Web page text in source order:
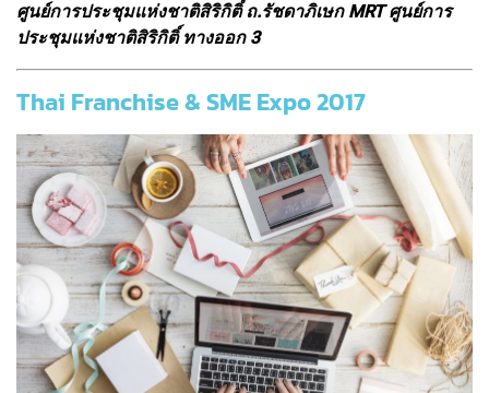
ศูนย์การประชุมแห่งชาติสิริกิติ์ ถ.รัชดาภิเษก MRT ศูนย์การ
ประชุมแห่งชาติสิริกิติ์ ทางออก 3
Thai Franchise & SME Expo 2017